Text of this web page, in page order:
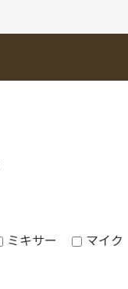
ミキサー マイク